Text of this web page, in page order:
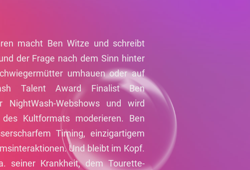
macht Ben Witze und schreibt
der Frage nach dem Sinn hinter
umhauen oder auf
Talent Award Finalist Ben
Webshows und wird
Kultformats moderieren. Ben
Timing, einzigartigem
Und bleibt im Kopf.
seiner Krankheit, dem Tourette-